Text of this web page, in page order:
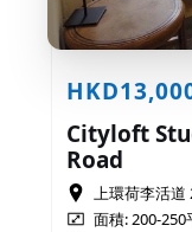
Cityloft
Road
上環荷李活道
面積: 200-250